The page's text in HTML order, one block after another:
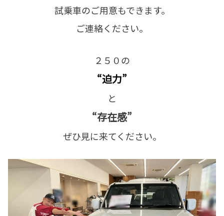
試乗車のご用意もできます。
ご連絡ください。
２５０の
“迫力”
と
“存在感”
ぜひ見に来てください。